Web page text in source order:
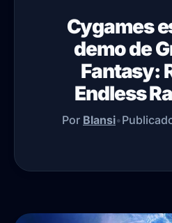
Cygames
demo de
Fantasy:
Endless
Por Blansi•